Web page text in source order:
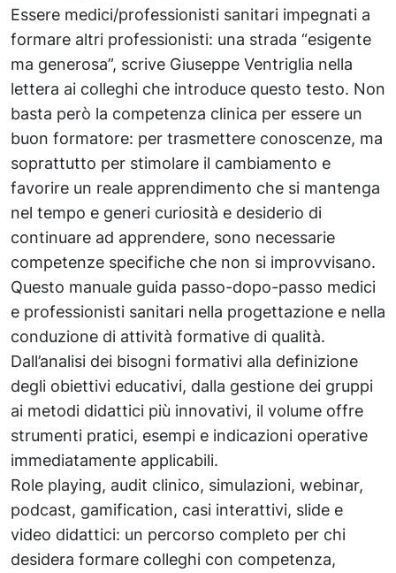
Essere medici/professionisti sanitari impegnati a
formare altri professionisti: una strada “esigente
ma generosa”, scrive Giuseppe Ventriglia nella
lettera ai colleghi che introduce questo testo. Non
basta però la competenza clinica per essere un
buon formatore: per trasmettere conoscenze, ma
soprattutto per stimolare il cambiamento e
favorire un reale apprendimento che si mantenga
nel tempo e generi curiosità e desiderio di
continuare ad apprendere, sono necessarie
competenze specifiche che non si improvvisano.
Questo manuale guida passo-dopo-passo medici
e professionisti sanitari nella progettazione e nella
conduzione di attività formative di qualità.
Dall’analisi dei bisogni formativi alla definizione
degli obiettivi educativi, dalla gestione dei gruppi
ai metodi didattici più innovativi, il volume offre
strumenti pratici, esempi e indicazioni operative
immediatamente applicabili.
Role playing, audit clinico, simulazioni, webinar,
podcast, gamification, casi interattivi, slide e
video didattici: un percorso completo per chi
desidera formare colleghi con competenza,